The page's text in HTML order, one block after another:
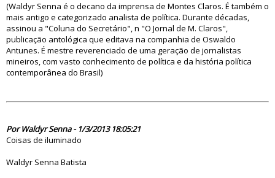
(Waldyr Senna é o decano da imprensa de Montes Claros. É também o
mais antigo e categorizado analista de política. Durante décadas,
assinou a "Coluna do Secretário", n "O Jornal de M. Claros",
publicação antológica que editava na companhia de Oswaldo
Antunes. É mestre reverenciado de uma geração de jornalistas
mineiros, com vasto conhecimento de política e da história política
contemporânea do Brasil)
Por Waldyr Senna - 1/3/2013 18:05:21
Coisas de iluminado
Waldyr Senna Batista